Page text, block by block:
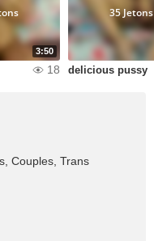
3:50
18
35 Jetons
delicious pussy
Couples, Trans